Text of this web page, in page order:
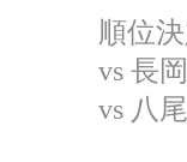
順位
vs 長
vs 八